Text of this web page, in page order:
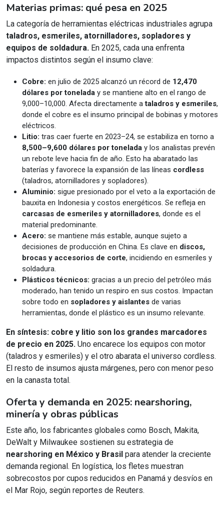
Materias primas: qué pesa en 2025
La categoría de herramientas eléctricas industriales agrupa
taladros, esmeriles, atornilladores, sopladores y
equipos de soldadura. En 2025, cada una enfrenta
impactos distintos según el insumo clave:
Cobre: en julio de 2025 alcanzó un récord de 12,470
dólares por tonelada y se mantiene alto en el rango de
9,000–10,000. Afecta directamente ataladros y esmeriles,
donde el cobre es el insumo principal de bobinas y motores
eléctricos.
Litio: tras caer fuerte en 2023–24, se estabiliza en torno a
8,500–9,600 dólares por tonelada y los analistas prevén
un rebote leve hacia fin de año. Esto ha abaratado las
baterías y favorece la expansión de las líneas cordless
(taladros, atornilladores y sopladores).
Aluminio: sigue presionado por el veto a la exportación de
bauxita en Indonesia y costos energéticos. Se refleja en
carcasas de esmeriles y atornilladores, donde es el
material predominante.
Acero: se mantiene más estable, aunque sujeto a
decisiones de producción en China. Es clave en discos,
brocas y accesorios de corte, incidiendo en esmeriles y
soldadura.
Plásticos técnicos: gracias a un precio del petróleo más
moderado, han tenido un respiro en sus costos. Impactan
sobre todo en sopladores y aislantes de varias
herramientas, donde el plástico es un insumo relevante.
En síntesis: cobre y litio son los grandes marcadores
de precio en 2025. Uno encarece los equipos con motor
(taladros y esmeriles) y el otro abarata el universo cordless.
El resto de insumos ajusta márgenes, pero con menor peso
en la canasta total.
Oferta y demanda en 2025: nearshoring,
minería y obras públicas
Este año, los fabricantes globales como Bosch, Makita,
DeWalt y Milwaukee sostienen su estrategia de
nearshoring en México y Brasil para atender la creciente
demanda regional. En logística, los fletes muestran
sobrecostos por cupos reducidos en Panamá y desvíos en
el Mar Rojo, según reportes de Reuters.